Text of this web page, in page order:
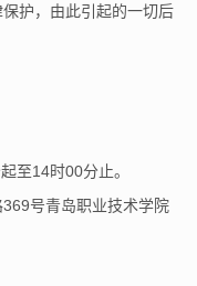
护，由此引起的一切后
至14时00分止。
号青岛职业技术学院